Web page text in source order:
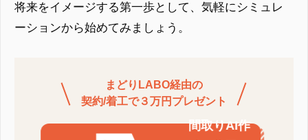
将来をイメージする第一歩として、気軽にシミュレ
ーションから始めてみましょう。
まどりLABO経由の
契約/着工で３万円プレゼント
間取りAI作